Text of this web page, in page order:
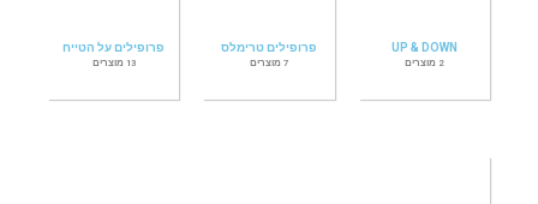
UP & DOWN
2 מוצרים
פרופילים טרימלס
7 מוצרים
פרופילים על הטייח
13 מוצרים